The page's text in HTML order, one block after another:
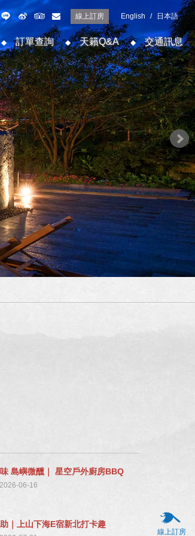
線上訂房 English / 日本語
訂單查詢 天籟Q&A 交通訊息
島嶼微醺｜ 星空戶外廚房BBQ
06-16
｜上山下海E宿新北打卡趣
線上訂房